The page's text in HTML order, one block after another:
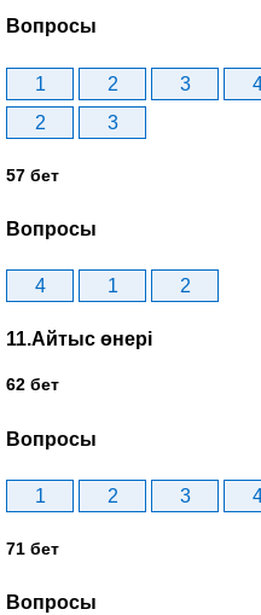
Вопросы
1 2 3
2
3
57 бет
Вопросы
4 1 2
11.Айтыс өнері
62 бет
Вопросы
1 2 3
71 бет
Вопросы